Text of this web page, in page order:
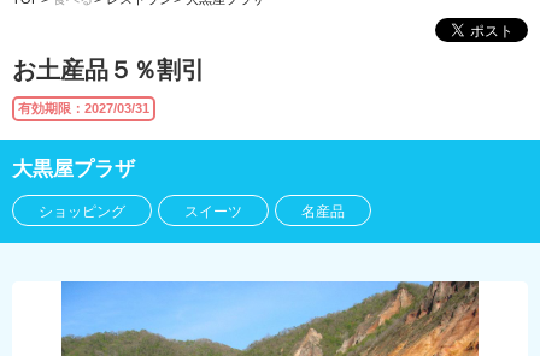
お土産品５％割引
有効期限：2027/03/31
大黒屋プラザ
ショッピング スイーツ 名産品